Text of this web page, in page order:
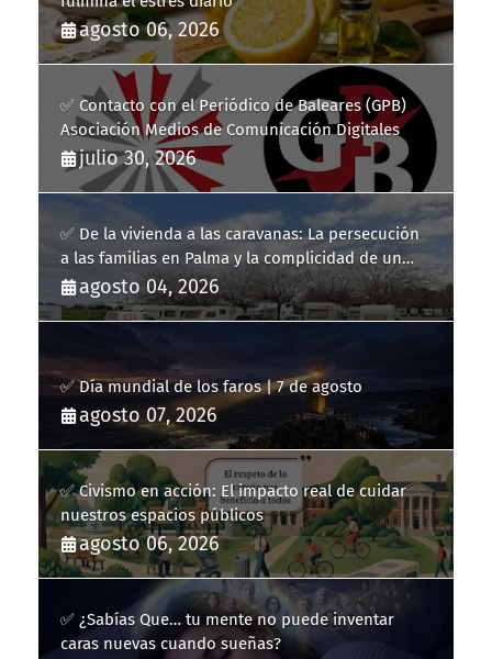
agosto 06, 2026
✅ Contacto con el Periódico de Baleares (GPB)
Asociación Medios de Comunicación Digitales
julio 30, 2026
✅ De la vivienda a las caravanas: La persecución
a las familias en Palma y la complicidad de un
fracaso heredado
agosto 04, 2026
✅ Día mundial de los faros | 7 de agosto
agosto 07, 2026
✅ Civismo en acción: El impacto real de cuidar
nuestros espacios públicos
agosto 06, 2026
✅ ¿Sabías Que… tu mente no puede inventar
caras nuevas cuando sueñas?